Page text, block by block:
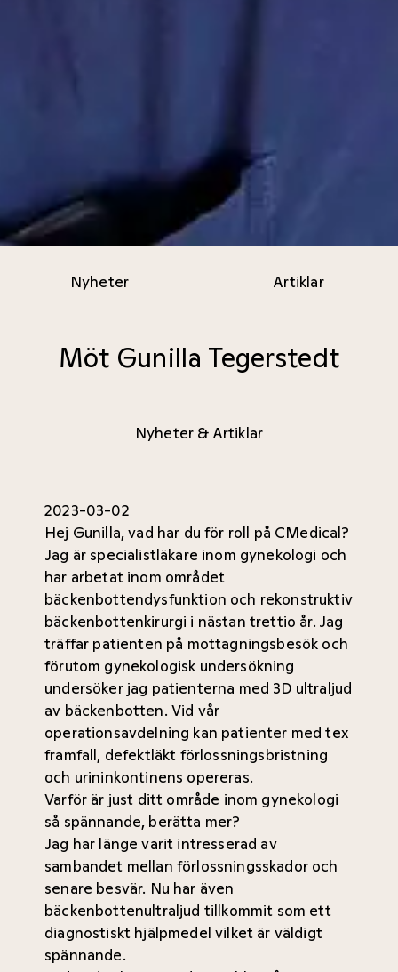
Nyheter Artiklar
Möt Gunilla Tegerstedt
Nyheter & Artiklar
2023-03-02
Hej Gunilla, vad har du för roll på CMedical?
Jag är specialistläkare inom gynekologi och
har arbetat inom området
bäckenbottendysfunktion och rekonstruktiv
bäckenbottenkirurgi i nästan trettio år. Jag
träffar patienten på mottagningsbesök och
förutom gynekologisk undersökning
undersöker jag patienterna med 3D ultraljud
av bäckenbotten. Vid vår
operationsavdelning kan patienter med tex
framfall, defektläkt förlossningsbristning
och urininkontinens opereras.
Varför är just ditt område inom gynekologi
så spännande, berätta mer?
Jag har länge varit intresserad av
sambandet mellan förlossningsskador och
senare besvär. Nu har även
bäckenbottenultraljud tillkommit som ett
diagnostiskt hjälpmedel vilket är väldigt
spännande.